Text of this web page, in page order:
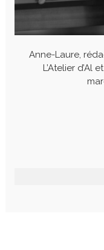
Anne-Laure,
L’Atelier